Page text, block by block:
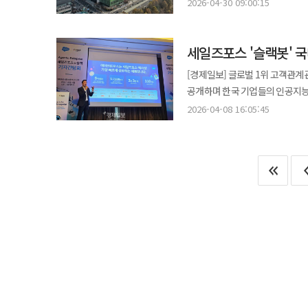
검토 및 메신저를 통한 실시간
가능성을 원천적으로 차단했다는 것이 네이버클라우
이미 지난 3월 행정안전부와 과
안정성과 보안성을 검증받았다.
보안 걱정 없이 AI 기술을 활용하
공공 DX(디지털 전환) 시장의 선두 주자로 자리매김했다. 경성민 네
근무 환경과 신속한 의사결정이 채워질 것이다. 한편 기술이 제도를 앞서가
변화의 기로에 서 있다. 무조건
커머스 생태계 확대가 이번 매출 성장을 견인했다고 설명했
14.7% 증가했다. 이 가운데 광고
성장에 기여하는 비중은 50%를
확장을 기반으로 35.6% 증가한 것으로 집계됐다. 파이낸셜 플랫폼 부문
3867억원 대비 18.9% 성장했다
중고거래 플랫폼이 포함된
보였다. 엔터프라이즈 부문도
세일즈포스 '슬랙봇'
[경제일보] 글로벌 1위 고객관계
공개하며 한국 기업들의 인공지능 전환(AX) 시장
기자간담회에서 박세진 세일즈
다른 AI 툴을 사용하며 데이터
축적된 모든 대화와 의사결정
2026-04-08 16:05:45